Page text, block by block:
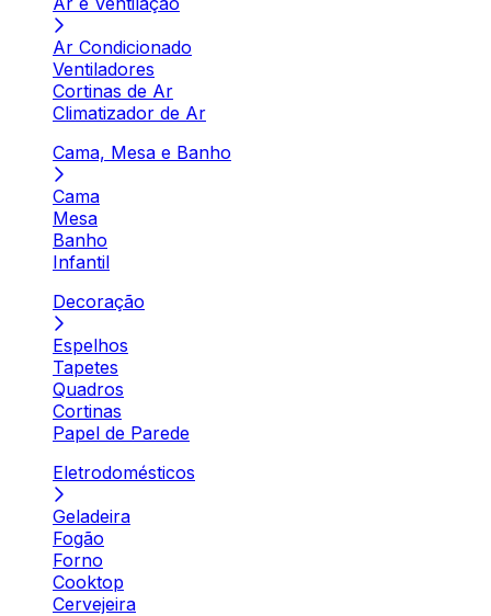
Ar Condicionado
Ventiladores
Cortinas de Ar
Climatizador de Ar
Cama, Mesa e Banho
Cama
Mesa
Banho
Infantil
Decoração
Espelhos
Tapetes
Quadros
Cortinas
Papel de Parede
Eletrodomésticos
Geladeira
Fogão
Forno
Cooktop
Cervejeira